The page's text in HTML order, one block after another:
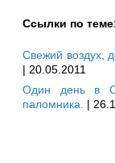
Ссылки по
Свежий воздух,
| 20.05.2011
Один день в
паломника.
|